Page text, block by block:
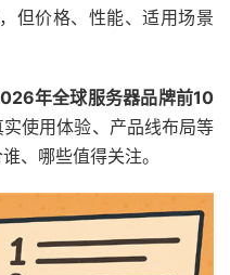
但价格、性能、适用场景
年全球服务器品牌前10
使用体验、产品线布局等
、哪些值得关注。